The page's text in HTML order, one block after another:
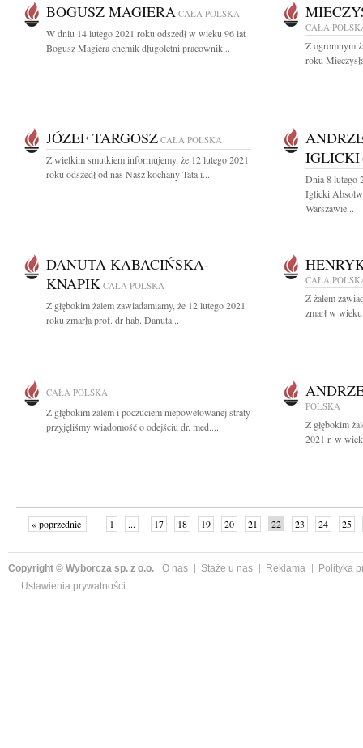
BOGUSZ MAGIERA CAŁA POLSKA
W dniu 14 lutego 2021 roku odszedł w wieku 96 lat
Bogusz Magiera chemik długoletni pracownik...
CAŁA
Z ogromnym
roku
JÓZEF TARGOSZ CAŁA POLSKA
Z wielkim smutkiem informujemy, że 12 lutego 2021
roku odszedł od nas Nasz kochany Tata i...
IGLICKI
Dnia 8 lutego
Iglicki
Warszawie...
DANUTA KABACIŃSKA-
KNAPIK CAŁA POLSKA
Z głębokim żalem zawiadamiamy, że 12 lutego 2021
roku zmarła prof. dr hab. Danuta...
CAŁA
Z żalem
zmarł w
CAŁA POLSKA
Z głębokim żalem i poczuciem niepowetowanej straty
przyjęliśmy wiadomość o odejściu dr. med....
POLSKA
Z głębokim
2021 r. w
« poprzednie 1 ... 17 18 19 20 21 22 23 24
25
Copyright © Wyborcza sp. z o.o. O nas Staże u nas Reklama
Polityka
Ustawienia prywatności